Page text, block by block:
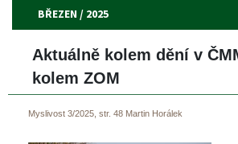
BŘEZEN / 2025
Aktuálně kolem dění v
kolem ZOM
Myslivost 3/2025, str. 48 Martin Horálek